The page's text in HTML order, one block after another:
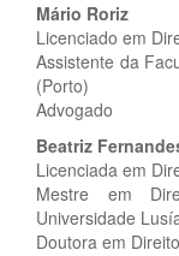
Mário Roriz
Licenciado em
Assistente da
(Porto)
Advogado
Beatriz
Licenciada em
Mestre em
Universidade
Doutora em